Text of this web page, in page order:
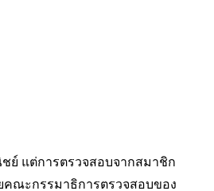
ย์ แต่การตรวจสอบจากสมาชิก
ณะกรรมาธิการตรวจสอบของ